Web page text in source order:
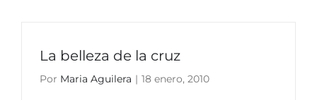
La belleza de la cruz
Por Maria Aguilera | 18 enero, 2010